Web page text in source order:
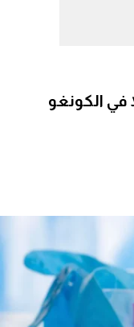
في الكونغو